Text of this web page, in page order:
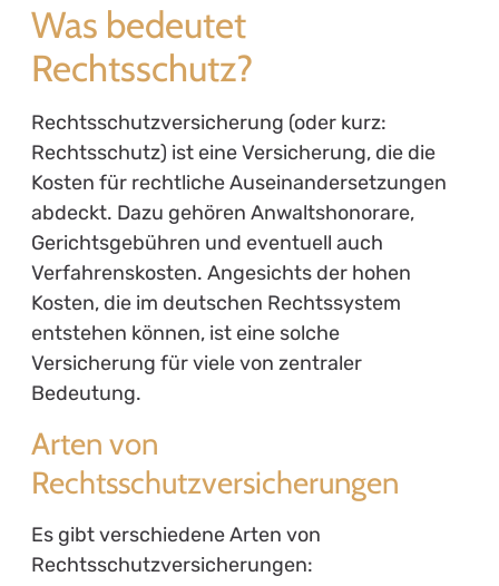
Was bedeutet
Rechtsschutz?
Rechtsschutzversicherung (oder kurz:
Rechtsschutz) ist eine Versicherung, die die
Kosten für rechtliche Auseinandersetzungen
abdeckt. Dazu gehören Anwaltshonorare,
Gerichtsgebühren und eventuell auch
Verfahrenskosten. Angesichts der hohen
Kosten, die im deutschen Rechtssystem
entstehen können, ist eine solche
Versicherung für viele von zentraler
Bedeutung.
Arten von
Rechtsschutzversicherungen
Es gibt verschiedene Arten von
Rechtsschutzversicherungen: